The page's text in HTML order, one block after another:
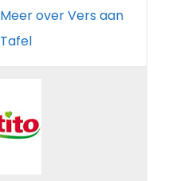
Meer over Vers aan
Tafel